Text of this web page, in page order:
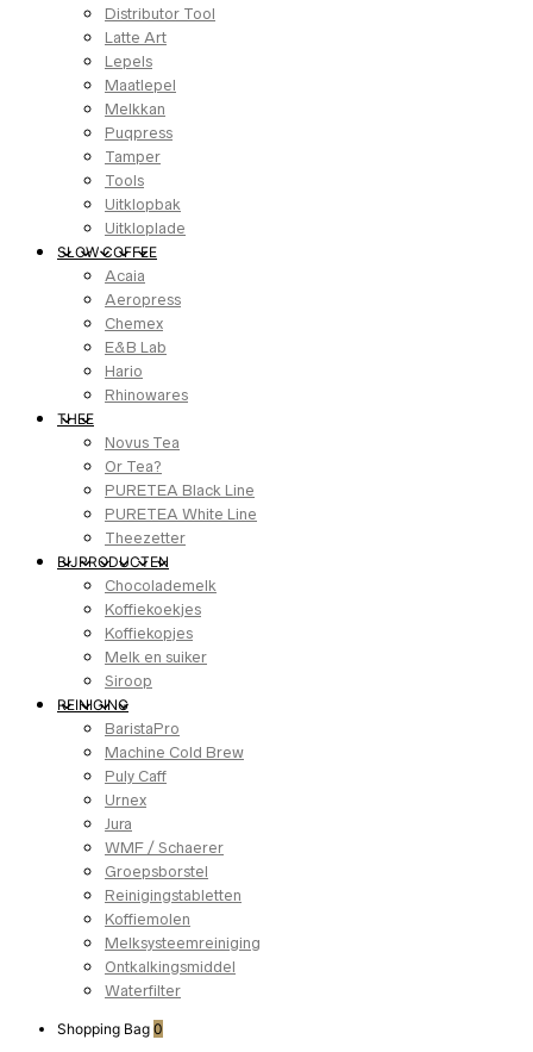
Distributor Tool
Latte Art
Lepels
Maatlepel
Melkkan
Puqpress
Tamper
Tools
Uitklopbak
Uitkloplade
SLOW COFFEE
Acaia
Aeropress
Chemex
E&B Lab
Hario
Rhinowares
THEE
Novus Tea
Or Tea?
PURETEA Black Line
PURETEA White Line
Theezetter
BIJPRODUCTEN
Chocolademelk
Koffiekoekjes
Koffiekopjes
Melk en suiker
Siroop
REINIGING
BaristaPro
Machine Cold Brew
Puly Caff
Urnex
Jura
WMF / Schaerer
Groepsborstel
Reinigingstabletten
Koffiemolen
Melksysteemreiniging
Ontkalkingsmiddel
Waterfilter
Shopping Bag 0